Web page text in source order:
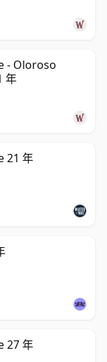
- Oloroso
年
21 年
27 年